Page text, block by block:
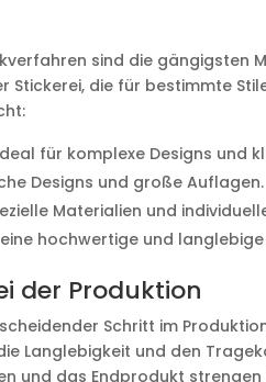
sind die gängigsten
Stickerei, die für bestimmte
für komplexe Designs und
Designs und große Auflagen.
Materialien und
hochwertige und
der Produktion
Schritt im
Langlebigkeit und den
und das Endprodukt